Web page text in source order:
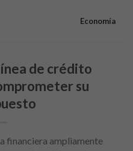
Economía
de crédito
su
financiera ampliamente